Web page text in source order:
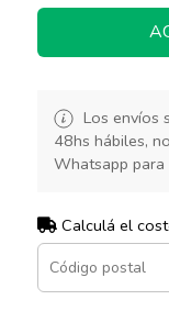
Los envíos
48hs hábiles,
Whatsapp
Calculá el